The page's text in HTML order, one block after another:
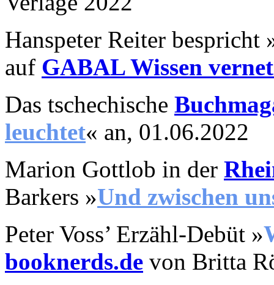
Hanspeter Reiter bespricht
auf GABAL Wissen
Das tschechische
leuchtet« an, 01.06.2022
Marion Gottlob in der
Barkers »Und zwischen
Peter Voss’ Erzähl-Debüt »
booknerds.de von Britta